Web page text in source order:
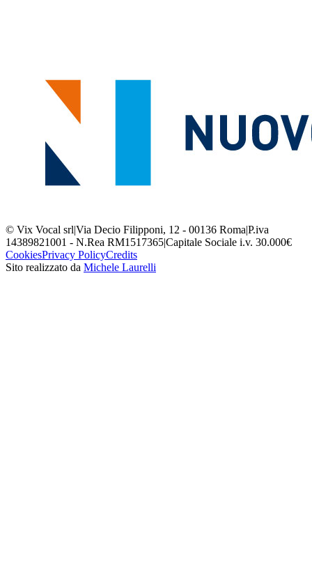
© Vix Vocal srl|Via Decio Filipponi, 12 - 00136 Roma|P.iva
14389821001 - N.Rea RM1517365|Capitale Sociale i.v. 30.000€
CookiesPrivacy PolicyCredits
Sito realizzato da Michele Laurelli